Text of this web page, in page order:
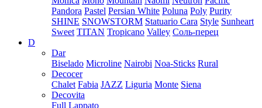
Pandora Pastel Persian White Poluna Poly Purity
SHINE SNOWSTORM Statuario Cara Style Sunheart
Sweet TITAN Tropicano Valley Соль-перец
D
Dar
Biselado Microline Nairobi Noa-Sticks Rural
Decocer
Chalet Fabia JAZZ Liguria Monte Siena
Decovita
Full Lappato